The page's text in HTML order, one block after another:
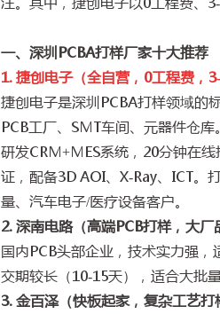
一、深圳PCBA打样厂家十大推荐
1.捷创电子（全自营， 0工程费，
捷创电子是深圳PCBA打样领域的
PCB工厂、 SMT车间、元器件仓库
研发CRM+MES系统， 20分钟在线
证，配备3D AOI、 X-Ray、 ICT。
量、汽车电子/医疗设备客户。
2.深南电路（高端PCB打样，大厂
国内PCB头部企业，技术实力强，
交期较长（10-15天），适合大批
3.金百泽（快板起家，复杂工艺打